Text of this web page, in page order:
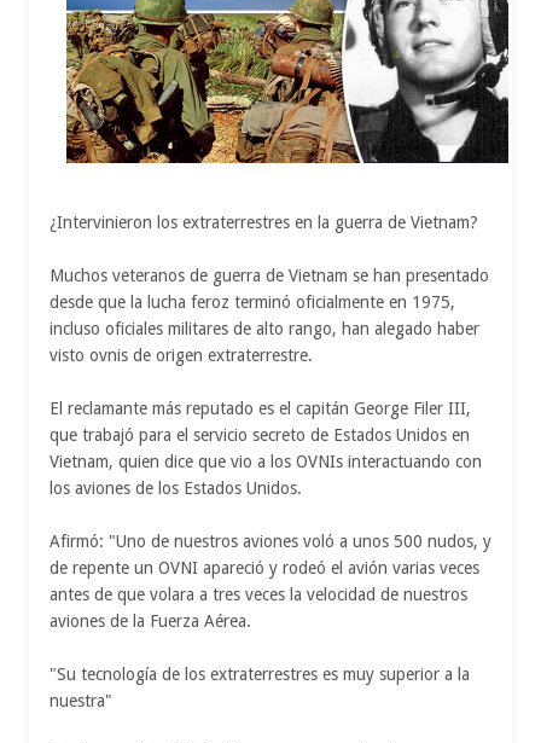
¿Intervinieron los extraterrestres en la guerra de Vietnam?
Muchos veteranos de guerra de Vietnam se han presentado
desde que la lucha feroz terminó oficialmente en 1975,
incluso oficiales militares de alto rango, han alegado haber
visto ovnis de origen extraterrestre.
El reclamante más reputado es el capitán George Filer III,
que trabajó para el servicio secreto de Estados Unidos en
Vietnam, quien dice que vio a los OVNIs interactuando con
los aviones de los Estados Unidos.
Afirmó: "Uno de nuestros aviones voló a unos 500 nudos, y
de repente un OVNI apareció y rodeó el avión varias veces
antes de que volara a tres veces la velocidad de nuestros
aviones de la Fuerza Aérea.
"Su tecnología de los extraterrestres es muy superior a la
nuestra"